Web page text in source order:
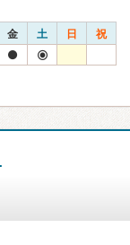
金 土 日 祝